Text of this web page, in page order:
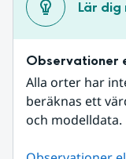
Lär dig
Observationer
Alla orter har
beräknas ett
och modelldata.